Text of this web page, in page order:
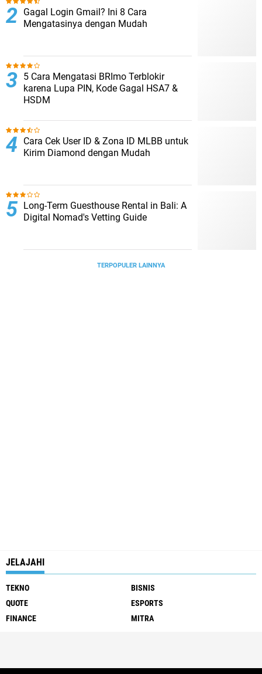
Gagal Login Gmail? Ini 8 Cara
Mengatasinya dengan Mudah
5 Cara Mengatasi BRImo Terblokir
karena Lupa PIN, Kode Gagal HSA7 &
HSDM
Cara Cek User ID & Zona ID MLBB untuk
Kirim Diamond dengan Mudah
Long-Term Guesthouse Rental in Bali: A
Digital Nomad's Vetting Guide
TERPOPULER LAINNYA
JELAJAHI
TEKNO
BISNIS
QUOTE
ESPORTS
FINANCE
MITRA